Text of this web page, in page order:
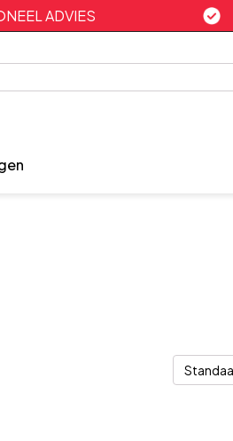
ADVIES